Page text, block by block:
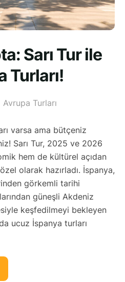
Sarı Tur ile
Turları!
Avrupa Turları
varsa ama bütçeniz
Sarı Tur, 2025 ve 2026
hem de kültürel açıdan
olarak hazırladı. İspanya,
görkemli tarihi
güneşli Akdeniz
keşfedilmeyi bekleyen
ucuz İspanya turları